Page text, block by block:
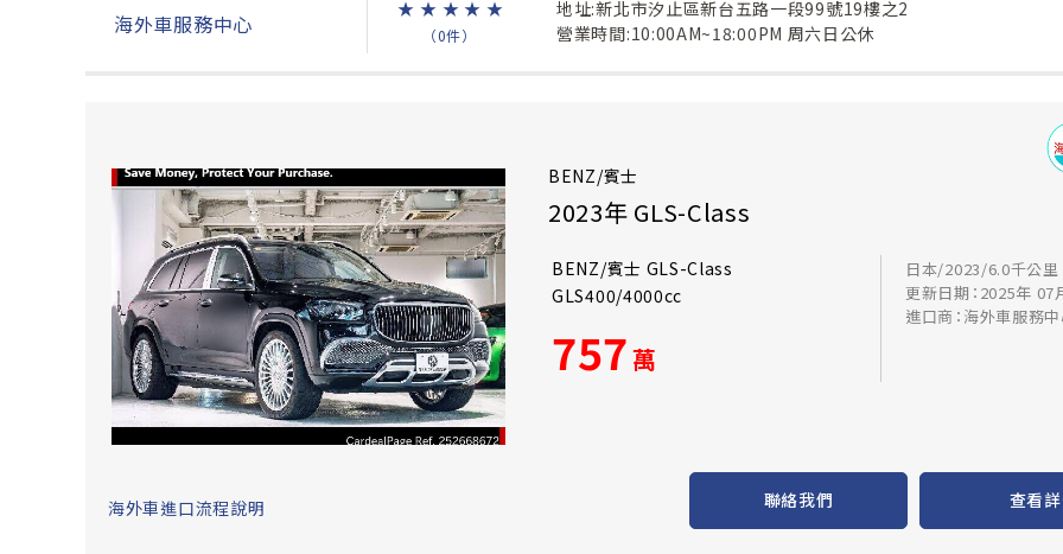
海外車服務中心
★ ★ ★ ★ ★
（0件）
地址:新北市汐止區新台五路一段99號19樓之2
營業時間:10:00AM~18:00PM 周六日公休
BENZ/賓士
2023年 GLS-Class
BENZ/賓士 GLS-Class
GLS400/4000cc
757萬
日本/2023/6.0千公里
更新日期：2025年 07
進口商：海外車服務
海外車進口流程說明 聯絡我們 查看